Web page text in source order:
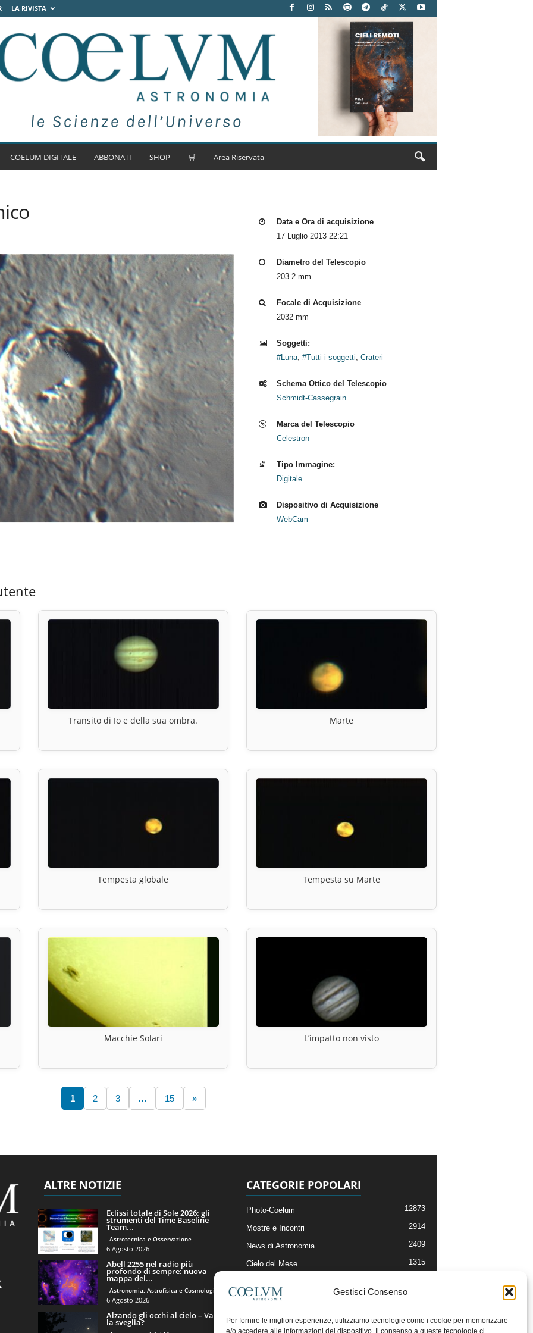
Gestisci Consenso
Per fornire le migliori esperienze, utilizziamo tecnologie come i cookie per memorizzare
e/o accedere alle informazioni del dispositivo. Il consenso a queste tecnologie ci
LA RIVISTA
COELUM DIGITALE ABBONATI SHOP 🛒 Area Riservata
Data e Ora di acquisizione
17 Luglio 2013 22:21
Diametro del Telescopio
203.2 mm
Focale di Acquisizione
2032 mm
Soggetti:
#Luna, #Tutti i soggetti, Crateri
Schema Ottico del Telescopio
Schmidt-Cassegrain
Marca del Telescopio
Celestron
Tipo Immagine:
Digitale
Dispositivo di Acquisizione
WebCam
Transito di Io e della sua ombra. Marte
Tempesta globale Tempesta su Marte
Macchie Solari L’impatto non visto
1 2 3 … 15 »
ALTRE NOTIZIE
Eclissi totale di Sole 2026: gli
strumenti del Time Baseline
Team...
Astrotecnica e Osservazione
6 Agosto 2026
Abell 2255 nel radio più
profondo di sempre: nuova
mappa del...
Astronomia, Astrofisica e Cosmologia
6 Agosto 2026
Alzando gli occhi al cielo – Vale
la sveglia?
CATEGORIE POPOLARI
Photo-Coelum 12873
Mostre e Incontri 2914
News di Astronomia 2409
Cielo del Mese 1315
Articoli e Risorse On-Line
Il Blog della Redazione